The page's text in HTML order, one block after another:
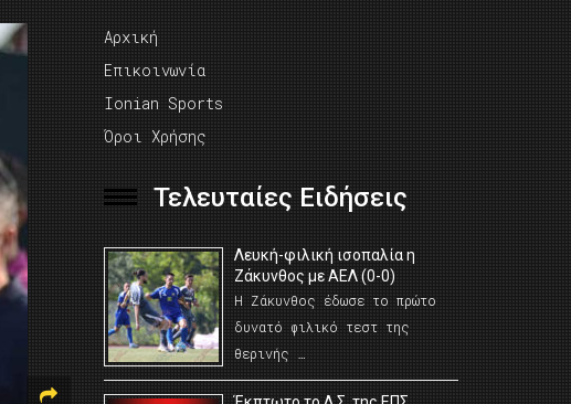
Αρχική
Επικοινωνία
Ionian Sports
Όροι Χρήσης
Τελευταίες Ειδήσεις
Λευκή-φιλική ισοπαλία η
Ζάκυνθος με ΑΕΛ (0-0)
Η Ζάκυνθος έδωσε το πρώτο
δυνατό φιλικό τεστ της
θερινής …